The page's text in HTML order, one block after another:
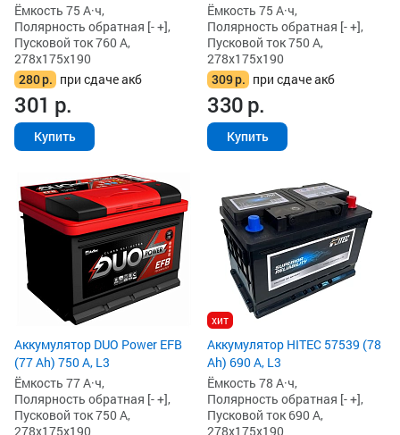
Ёмкость 75 А·ч,
Полярность обратная [- +],
Пусковой ток 760 А,
278x175x190
280р. при сдаче акб
301 р.
Купить
Ёмкость 75 А·ч,
Полярность обратная [- +],
Пусковой ток 750 А,
278x175x190
309р. при сдаче акб
330р.
Купить
Аккумулятор DUO Power EFB
(77 Ah) 750 А, L3
Ёмкость 77 А·ч,
Полярность обратная [- +],
Пусковой ток 750 А,
278x175x190
хит
Аккумулятор HITEC 57539 (78
Ah) 690 А, L3
Ёмкость 78 А·ч,
Полярность обратная [- +],
Пусковой ток 690 А,
278x175x190